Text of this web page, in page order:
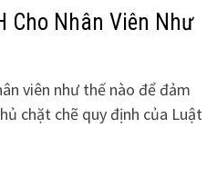
Cho Nhân Viên Như
viên như thế nào để đảm
chặt chẽ quy định của Luật